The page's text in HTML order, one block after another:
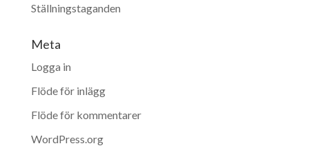
Ställningstaganden
Meta
Logga in
Flöde för inlägg
Flöde för kommentarer
WordPress.org